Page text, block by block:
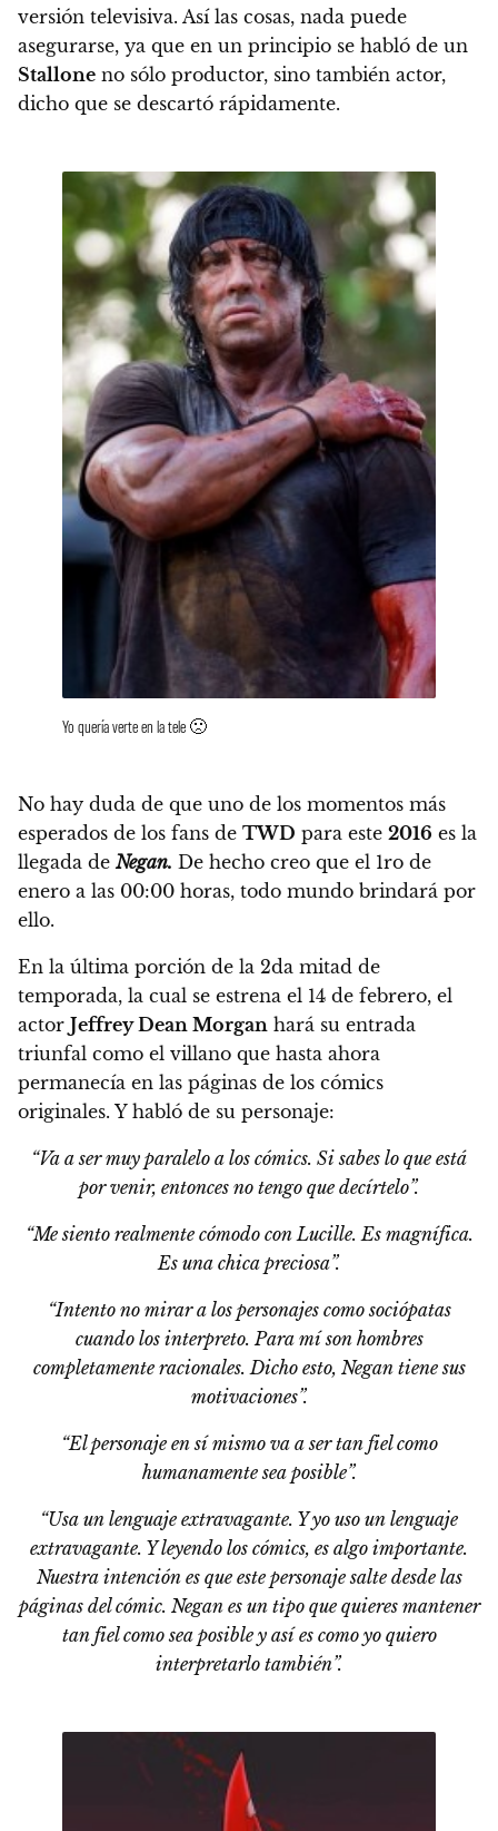
versión televisiva. Así las cosas, nada puede
asegurarse, ya que en un principio se habló de un
Stallone no sólo productor, sino también actor,
dicho que se descartó rápidamente.
Yo quería verte en la tele 🙁
No hay duda de que uno de los momentos más
esperados de los fans de TWD para este 2016 es la
llegada deNegan. De hecho creo que el 1ro de
enero a las 00:00 horas, todo mundo brindará por
ello.
En la última porción de la 2da mitad de
temporada, la cual se estrena el 14 de febrero, el
actor Jeffrey Dean Morgan hará su entrada
triunfal como el villano que hasta ahora
permanecía en las páginas de los cómics
originales. Y habló de su personaje:
“Va a ser muy paralelo a los cómics. Si sabes lo que está
por venir, entonces no tengo que decírtelo”.
“Me siento realmente cómodo con Lucille. Es magnífica.
Es una chica preciosa”.
“Intento no mirar a los personajes como sociópatas
cuando los interpreto. Para mí son hombres
completamente racionales. Dicho esto, Negan tiene sus
motivaciones”.
“El personaje en sí mismo va a ser tan fiel como
humanamente sea posible”.
“Usa un lenguaje extravagante. Y yo uso un lenguaje
extravagante. Y leyendo los cómics, es algo importante.
Nuestra intención es que este personaje salte desde las
páginas del cómic. Negan es un tipo que quieres mantener
tan fiel como sea posible y así es como yo quiero
interpretarlo también”.